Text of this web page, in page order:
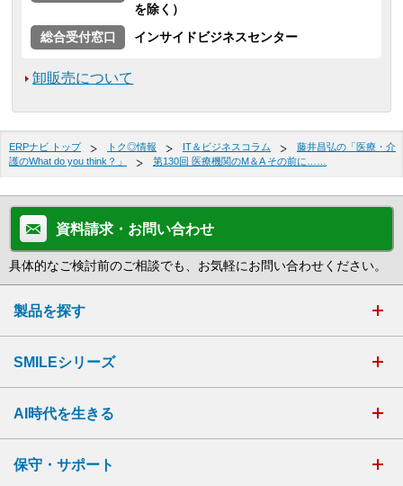
を除く）
総合受付窓口
インサイドビジネスセンター
卸販売について
ERPナビ トップ トク◎情報 IT＆ビジネスコラム
藤井昌弘の「医療・介
護のWhat do you think？」
第130回 医療機関のM＆A その前に……
資料請求・お問い合わせ
具体的なご検討前のご相談でも、お気軽にお問い合わせください。
製品を探す
SMILEシリーズ
AI時代を生きる
保守・サポート